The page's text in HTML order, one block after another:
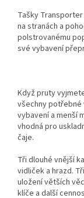
Tašky
na stranách a
polstrovanému
své vybavení
Když pruty
všechny potřebné
vybavení a menší
vhodná pro
čaje.
Tři dlouhé vnější
vidliček a hrazd.
uložení větších
klíče a další